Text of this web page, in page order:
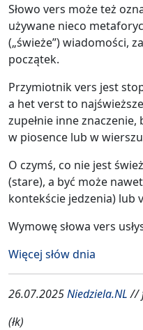
Słowo vers może też
używane nieco
(„świeże”) wiadomości,
początek.
Przymiotnik vers jest
a het verst to
zupełnie inne
w piosence lub w
O czymś, co nie jest
(stare), a być może
kontekście jedzenia) lub
Wymowę słowa vers
Więcej słów dnia
26.07.2025Niedziela.NL//
(łk)